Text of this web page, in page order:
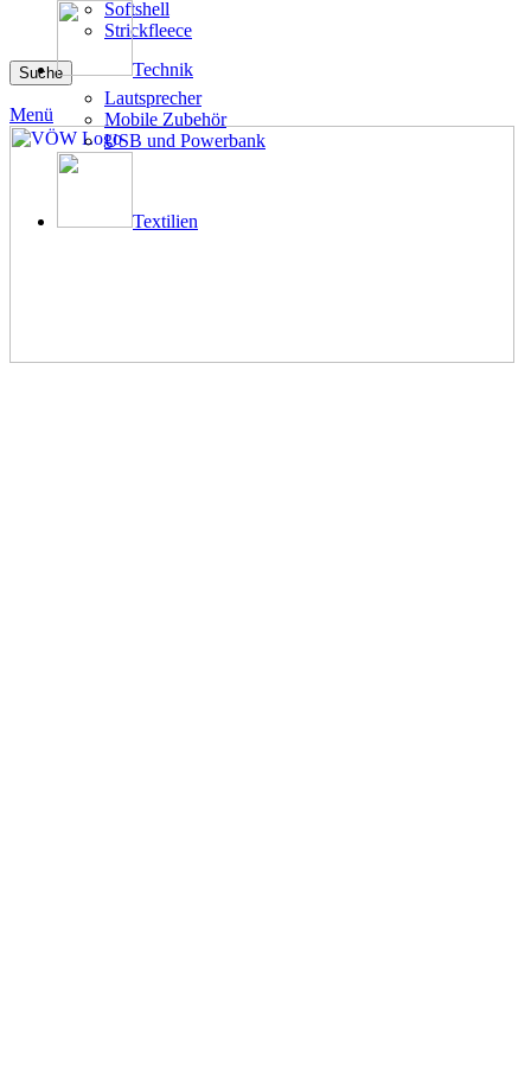
Softshell
Strickfleece
Suche
Menü
Technik
Lautsprecher
Mobile Zubehör
USB und Powerbank
Textilien